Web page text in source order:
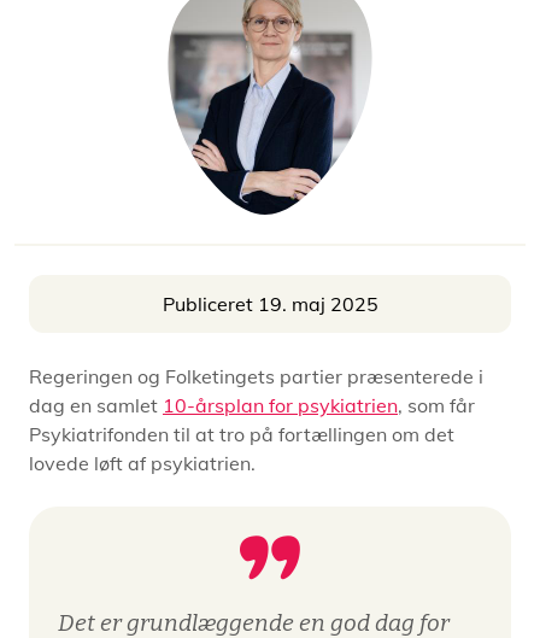
Publiceret 19. maj 2025
Regeringen og Folketingets partier præsenterede i
dag en samlet 10-årsplan for psykiatrien, som får
Psykiatrifonden til at tro på fortællingen om det
lovede løft af psykiatrien.
Det er grundlæggende en god dag for